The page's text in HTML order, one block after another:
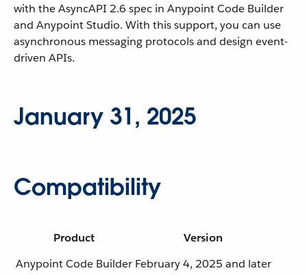
with the AsyncAPI 2.6 spec in Anypoint Code Builder
and Anypoint Studio. With this support, you can use
asynchronous messaging protocols and design event-
driven APIs.
January 31, 2025
Compatibility
Product
Version
Anypoint Code Builder February 4, 2025 and later